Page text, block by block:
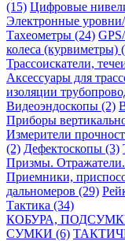
(15) Цифровые
Электронные
Тахеометры (24)
колеса (курвиметры)
Трассоискатели,
Аксессуары для
изоляции
Видеоэндоскопы (2)
Приборы
Измерители
(2) Дефектоскопы (3)
Призмы. Отражатели.
Приемники,
дальномеров (29)
Тактика (34)
КОБУРА,
СУМКИ (6)